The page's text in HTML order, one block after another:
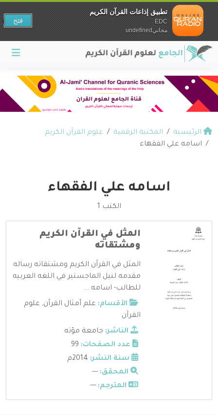
الرئيسية المكتبة الرقمية
علوم القرآن الكريم
اسامه علي الفقهاء
اسامه علي الفقهاء
الكتب 1
المثل في القرآن الكريم
ومشتقاته
المثل في القرآن الكريم ومشتقاته رساله
مقدمه لنيل الماجستير في اللغه العربيه
للطالب- اسامه ...
الأقسام: علم أمثال القرآن, علوم
القرآن
الناشر: جامعة مؤته
عدد الصفحات:
سنة النشر:
المحقق: ---
المترجم: ---
تطبيق إذاعات القرآن الكريم
EDC
مجانيundefined
فتح